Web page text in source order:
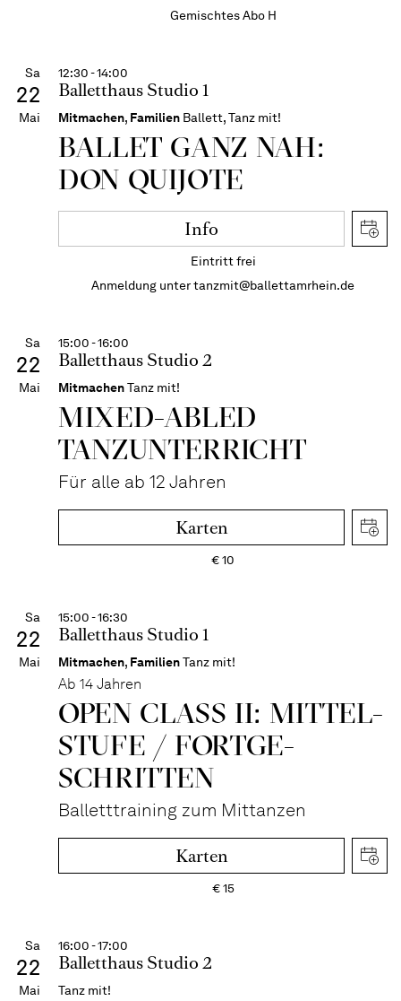
Gemischtes Abo H
Sa
22
Mai
12:30 - 14:00
Balletthaus Studio 1
Mitmachen, Familien Ballett, Tanz mit!
BALLET GANZ NAH:
DON QUIJOTE
Info
Eintritt frei
Anmeldung untertanzmit@ballettamrhein.de
Sa
22
Mai
15:00 - 16:00
Balletthaus Studio 2
MitmachenTanz mit!
MIXED-­ABLED
TANZ­UNTER­RICHT
Für alle ab 12 Jahren
Karten
€10
Sa
22
Mai
15:00 - 16:30
Balletthaus Studio 1
Mitmachen, FamilienTanz mit!
Ab 14 Jahren
OPEN CLASS II: MITTEL­
STUFE / FORT­GE­
SCHRITTEN
Balletttraining zum Mittanzen
Karten
€15
Sa
22
Mai
16:00 - 17:00
Balletthaus Studio 2
Tanz mit!